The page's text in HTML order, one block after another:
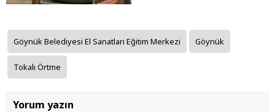
Göynük Belediyesi El Sanatları Eğitim Merkezi Göynük
Tokalı Örtme
Yorum yazın